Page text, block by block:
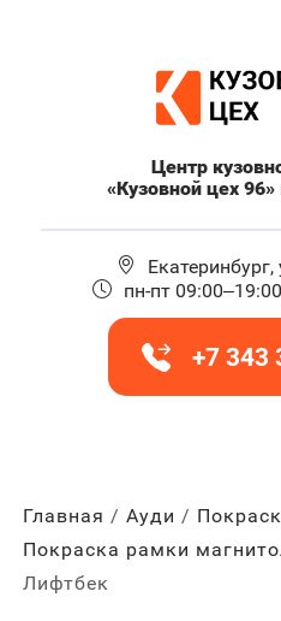
Центр
«Кузовной цех
пн-пт
+7 343
Главная Ауди
Покраска рамки
Лифтбек